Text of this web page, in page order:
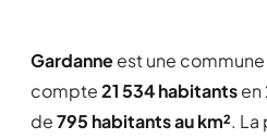
Gardanneest une
compte21 534 habitantsen
de795 habitants au km².